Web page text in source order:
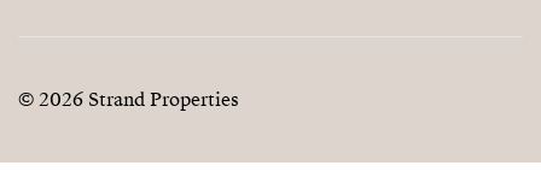
© 2026 Strand Properties